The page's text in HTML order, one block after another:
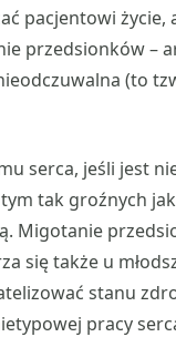
pacjentowi
przedsionków –
(to
serca, jeśli jest
tak groźnych
Migotanie
się także u
stanu
pracy